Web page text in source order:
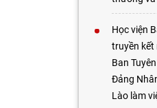
Học viện
truyền kết
Ban
Đảng
Lào làm